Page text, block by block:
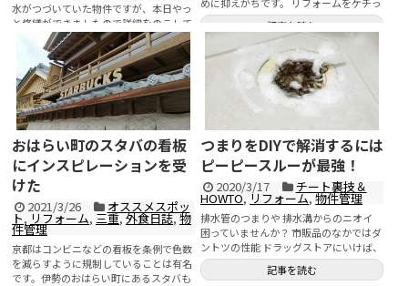
水がつづいていた物件ですが、本日やっ
と修繕ができましたので詳細をのこして
おくためにまとめておきま...
記事を読む
てDIYして収益性を...
記事を読む
おはらい町のスタバの看板
にインスピレーションを受
けた
2021/3/26 オススメスポッ
ト, リフォーム, 三重,外食日誌,物
件管理
京都はコンビニなどの看板を条例で色数
を減らすように規制していることは有名
です。伊勢のおはらい町にあるスタバも
つまりをDIYで解消するには
ピーピースルーが最強！
2020/3/17 チート裏技＆
HOWTO, リフォーム,物件管理
排水管のつまりや 排水溝からのニオイ
困っていませんか？ 市販品のなかではダ
ントツの性能 ドラッグストアにいけば、
パイプフィ...
記事を読む